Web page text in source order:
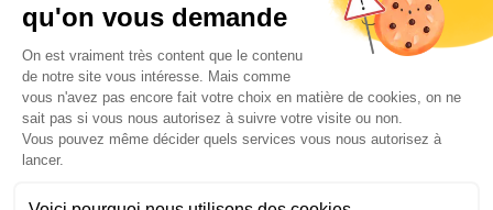
qu'on vous demande
Plateforme de Gestion du
On est vraiment très content que le contenu
de notre site vous intéresse. Mais comme
vous n'avez pas encore fait votre choix en matière de cookies, on ne
sait pas si vous nous autorisez à suivre votre visite ou non.
Vous pouvez même décider quels services vous nous autorisez à
lancer.
Axeptio consent
Intervention en milieu industriel